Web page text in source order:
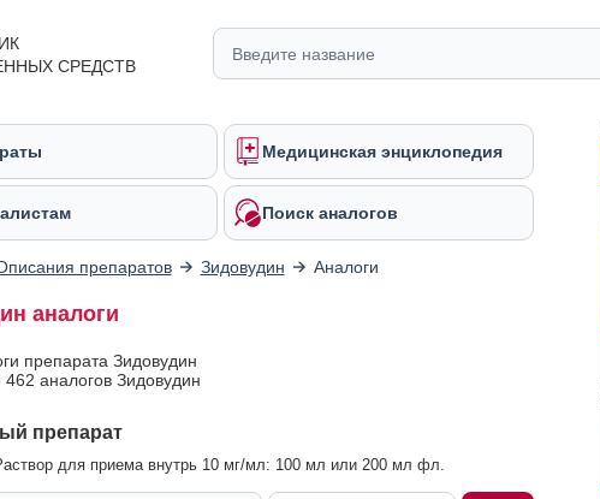
СРЕДСТВ
Медицинская энциклопедия
Поиск аналогов
препаратов Зидовудин Аналоги
аналоги
препарата Зидовудин
462 аналогов Зидовудин
препарат
для приема внутрь 10 мг/мл: 100 мл или 200 мл фл.